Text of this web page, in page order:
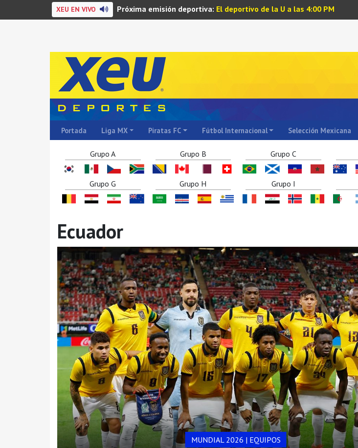
XEU EN VIVO Próxima emisión deportiva: El deportivo de la U a las 4:00 PM
Portada Liga MX Piratas FC Fútbol Internacional Selección Mexicana
Grupo A Grupo B Grupo C
Grupo G Grupo H Grupo I
Ecuador
MUNDIAL 2026 | EQUIPOS